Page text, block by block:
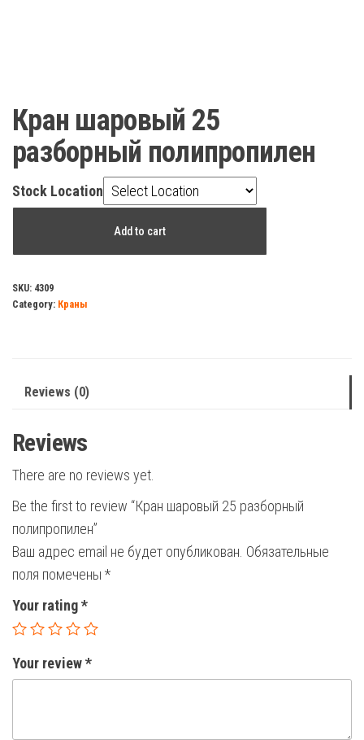
Кран шаровый 25
разборный полипропилен
Stock Location
разборный
полипропилен
Add to cart
SKU: 4309
Category: Краны
Reviews (0)
Reviews
There are no reviews yet.
Be the first to review “Кран шаровый 25 разборный
полипропилен”
Ваш адрес email не будет опубликован. Обязательные
поля помечены *
Your rating*
Your review*